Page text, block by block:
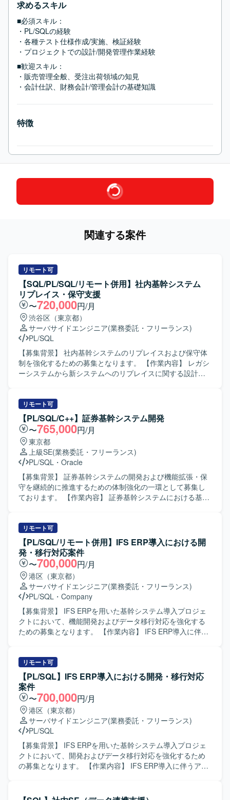
求めるスキル
■必須スキル：
・PL/SQLの経験
・各種テスト仕様作成/実施、検証経験
・プロジェクトでの設計/開発管理作業経験
■歓迎スキル：
・販売管理全般、受注出荷領域の知見
・会計仕訳、財務会計/管理会計の基礎知識
特徴
関連する案件
リモート可
【SQL/PL/SQL/リモート併用】社内基幹システム
リプレイス・保守支援
〜720,000円/月
渋谷区（東京都）
サーバサイドエンジニア(業務委託・フリーランス)
PL/SQL
【募集背景】 社内基幹システムのリプレイスおよび保守体
制を強化するための募集となります。 【作業内容】 レガシ
ーシステムから新システムへのリプレイスに関する設計・
よび原因究明、改善対応なども実施いただきます。業務担
当者との調整を行いながら、仕様整理や影響範囲の確認、
テスト計画およびテスト実施、リリース後のフォローまで
一連の作業をお願いいたします。 【求める人物像】 関係者
と円滑にコミュニケーションを取りながら主体的に動いて
いただける方を求めております。既存システムの仕様を自
らキャッチアップし、課題に対して粘り強く対応できる方
が望ましいです。 【ポジションの魅力】 基幹システムのリ
プレイスおよび保守を通じて、上流から下流まで一貫した
業務に携わることができます。長期的な保守・改善を通じ
す。 【開発環境】 SQLおよびPL/SQLを中心とした基幹シ
ステム環境での開発・保守となります。Oracle関連技術を
利用したシステムが想定されます。
リモート可
【PL/SQL/C++】証券基幹システム開発
〜765,000円/月
東京都
上級SE(業務委託・フリーランス)
PL/SQL ・ Oracle
【募集背景】 証券基幹システムの開発および機能拡張・保
守を継続的に推進するための体制強化の一環として募集し
ております。 【作業内容】 証券基幹システムにおける基本
スト計画の策定、関連する開発・改修作業の取りまとめ、
案件管理や顧客との折衝などを行っていただきます。ま
た、PL/SQL、UNIX-C/C++、VB系言語などを用いた既存機
能の改修や追加開発にも携わっていただきます。 【求める
人物像】 複数の開発言語や環境に柔軟に対応でき、自ら課
題を抽出し解決に向けて主体的に動ける方を求めておりま
す。顧客やチームメンバーとのコミュニケーションを大切
にし、周囲と連携しながら品質と生産性の両立を意識して
業務に取り組んでいただける方にマッチするポジションで
す。 【ポジションの魅力】 証券基幹システムという大規模
かつ高信頼性が求められる領域で、上流工程から本番移行
マネジメントスキルを高めることができる環境です。顧客
折衝や案件管理などを通じて、技術力だけでなくビジネス
面でのスキルも磨いていただけます。 【開発環境】 Oracle
データベース上でのPL/SQL開発を中心に、UNIX環境での
C/C++およびCSHを用いた開発を行っております。フロン
ト・バッチなどの各種機能においてVB6.0およびVB.NETを
活用したシステム構成となっております。
リモート可
【PL/SQL/リモート併用】IFS ERP導入における開
発・移行対応案件
〜700,000円/月
港区（東京都）
サーバサイドエンジニア(業務委託・フリーランス)
PL/SQL ・ Company
【募集背景】 IFS ERPを用いた基幹システム導入プロジェ
クトにおいて、機能開発およびデータ移行対応を強化する
ための募集となります。 【作業内容】 IFS ERP導入に伴う
などを統合する基幹システムに対して、詳細設計から製
造、単体・結合テストまで一貫してご対応いただきます。
移行枠では、データ移行設計および実装、移行計画に基づ
いた移行検証や不具合修正などを担当していただきます。
【求める人物像】 ERP導入プロジェクトにおいて、関係者
と連携しながら自律的にタスクを推進できる方を求めてお
ります。課題発生時に原因を整理し、周囲と相談しつつ解
決策を提案・実行できる協調性とコミュニケーション力の
ある方が望ましいです。 【ポジションの魅力】 大規模な基
幹システム導入プロジェクトに参画することで、IFS ERPを
はじめとしたERP導入のノウハウや、会計・人事・生産管
ら下流までの経験を積み、今後のキャリア形成に活かして
リモート可
【PL/SQL】IFS ERP導入における開発・移行対応
案件
〜700,000円/月
港区（東京都）
サーバサイドエンジニア(業務委託・フリーランス)
PL/SQL
【募集背景】 IFS ERPを用いた基幹システム導入プロジェ
クトにおいて、開発およびデータ移行対応を強化するため
の募集となります。 【作業内容】 IFS ERP導入に伴うアド
体・結合テストまでをご担当いただきます。 移行PGポジシ